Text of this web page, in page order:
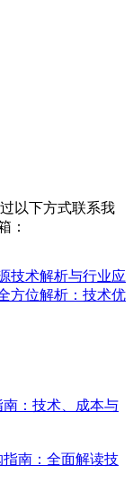
以下方式联系我
：
技术解析与行业应
方位解析：技术优
：技术、成本与
南：全面解读技